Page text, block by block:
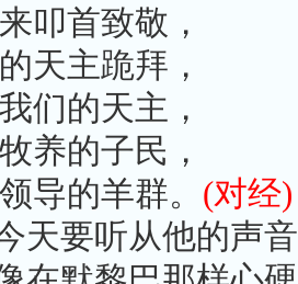
叩首致敬，
天主跪拜，
们的天主，
养的子民，
导的羊群。 (对经)
天要听从他的声